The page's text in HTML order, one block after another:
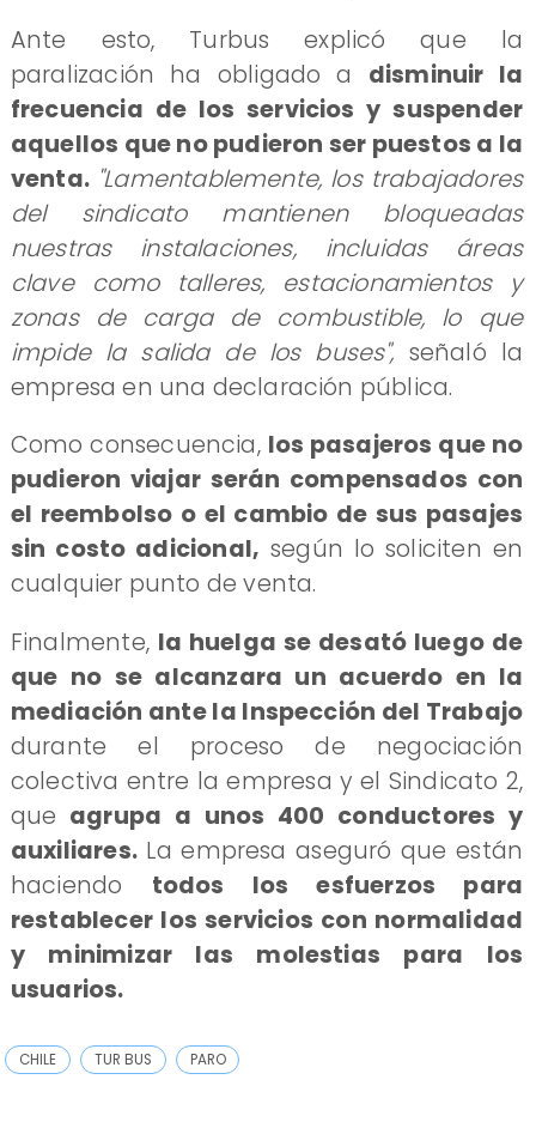
Ante esto, Turbus explicó que la
paralización ha obligado a disminuir la
frecuencia de los servicios y suspender
aquellos que no pudieron ser puestos a la
venta. "Lamentablemente, los trabajadores
del sindicato mantienen bloqueadas
nuestras instalaciones, incluidas áreas
clave como talleres, estacionamientos y
zonas de carga de combustible, lo que
impide la salida de los buses", señaló la
empresa en una declaración pública.
Como consecuencia, los pasajeros que no
pudieron viajar serán compensados con
el reembolso o el cambio de sus pasajes
sin costo adicional, según lo soliciten en
cualquier punto de venta.
Finalmente, la huelga se desató luego de
que no se alcanzara un acuerdo en la
mediación ante la Inspección del Trabajo
durante el proceso de negociación
colectiva entre la empresa y el Sindicato 2,
que agrupa a unos 400 conductores y
auxiliares.La empresa aseguró que están
haciendo todos los esfuerzos para
restablecer los servicios con normalidad
y minimizar las molestias para los
usuarios.
CHILE TUR BUS PARO